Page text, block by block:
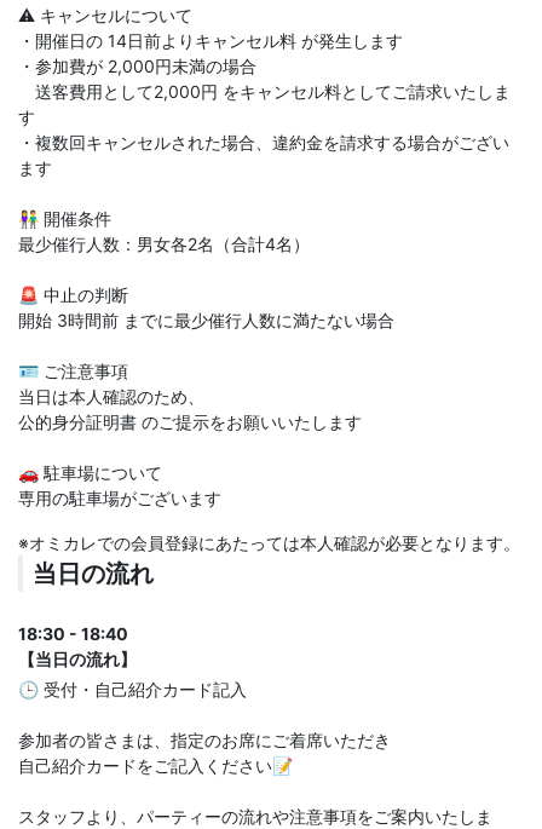
⚠️ キャンセルについて
・開催日の 14日前よりキャンセル料 が発生します
・参加費が 2,000円未満の場合
送客費用として2,000円 をキャンセル料としてご請求いたしま
す
・複数回キャンセルされた場合、違約金を請求する場合がござい
ます
👫 開催条件
最少催行人数：男女各2名（合計4名）
🚨 中止の判断
開始 3時間前 までに最少催行人数に満たない場合
🪪 ご注意事項
当日は本人確認のため、
公的身分証明書 のご提示をお願いいたします
🚗 駐車場について
専用の駐車場がございます
※オミカレでの会員登録にあたっては本人確認が必要となります。
当日の流れ
18:30 - 18:40
【当日の流れ】
🕒 受付・自己紹介カード記入
参加者の皆さまは、指定のお席にご着席いただき
自己紹介カードをご記入ください📝
スタッフより、パーティーの流れや注意事項をご案内いたしま